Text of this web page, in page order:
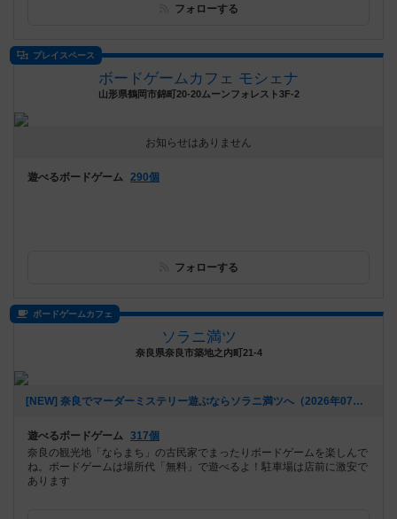
フォローする
プレイスペース
ボードゲームカフェ モシェナ
山形県鶴岡市錦町20-20ムーンフォレスト3F-2
お知らせはありません
遊べるボードゲーム 290個
フォローする
ボードゲームカフェ
ソラニ満ツ
奈良県奈良市築地之内町21-4
[NEW] 奈良でマーダーミステリー遊ぶならソラニ満ツへ（2026年07月26日 15時04分）
遊べるボードゲーム 317個
奈良の観光地「ならまち」の古民家でまったりボードゲームを楽しんで
ね。ボードゲームは場所代「無料」で遊べるよ！駐車場は店前に激安で
あります